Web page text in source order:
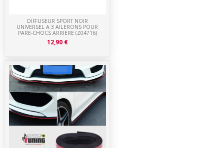
DIFFUSEUR SPORT NOIR
UNIVERSEL A 3 AILERONS POUR
PARE-CHOCS ARRIERE (Z04716)
12,90 €